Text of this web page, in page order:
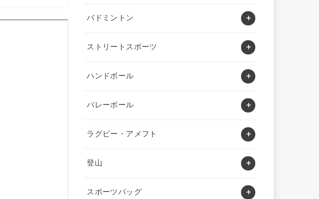
バドミントン
ストリートスポーツ
ハンドボール
バレーボール
ラグビー・アメフト
登山
スポーツバッグ